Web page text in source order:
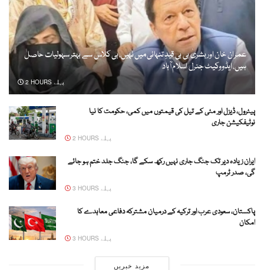
عمران خان اور بشریٰ بی بی قیدِ تنہائی میں نہیں، بی کلاس سے بہتر سہولیات حاصل
ہیں، ایڈووکیٹ جنرل اسلام آباد
2 HOURS پہلے
پیٹرول، ڈیزل اور مٹی کے تیل کی قیمتوں میں کمی، حکومت کا نیا
نوٹیفکیشن جاری
2 HOURS پہلے
ایران زیادہ دیر تک جنگ جاری نہیں رکھ سکے گا، جنگ جلد ختم ہو جائے
گی، صدر ٹرمپ
3 HOURS پہلے
پاکستان، سعودی عرب اور ترکیہ کے درمیان مشترکہ دفاعی معاہدے کا
امکان
3 HOURS پہلے
مزید خبریں